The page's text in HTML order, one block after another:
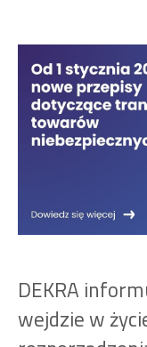
DEKRA
wejdzie w